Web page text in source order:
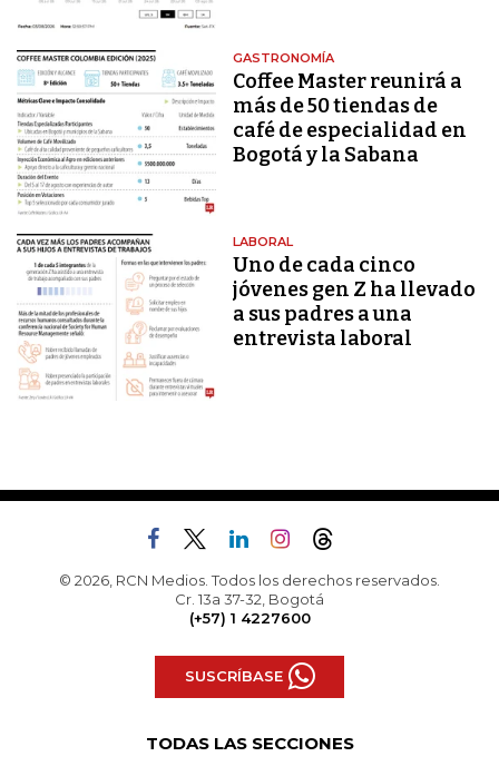
GASTRONOMÍA
Coffee Master reunirá a
más de 50 tiendas de
café de especialidad en
Bogotá y la Sabana
LABORAL
Uno de cada cinco
jóvenes gen Z ha llevado
a sus padres a una
entrevista laboral
© 2026, RCN Medios. Todos los derechos reservados.
Cr. 13a 37-32, Bogotá
(+57) 1 4227600
SUSCRÍBASE
TODAS LAS SECCIONES